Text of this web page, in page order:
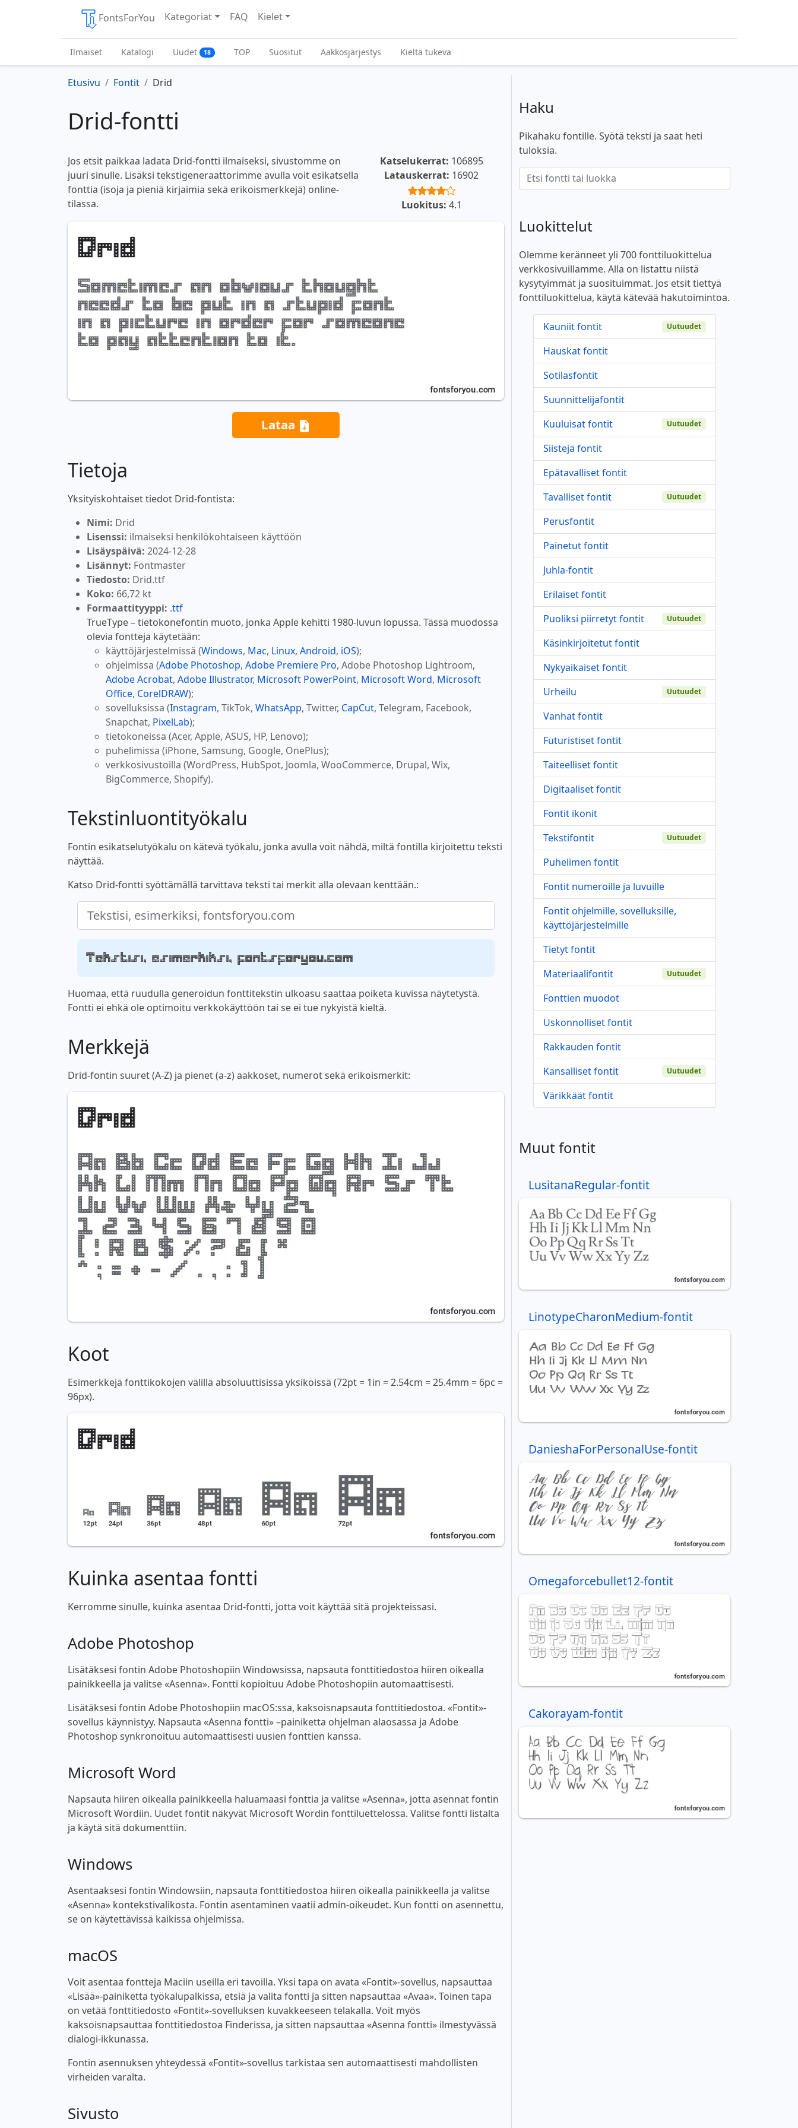
FontsForYou Kategoriat FAQ Kielet
Ilmaiset Katalogi Uudet 18 TOP Suositut Aakkosjärjestys Kieltä tukeva
Etusivu Fontit Drid
Drid-fontti
Jos etsit paikkaa ladata Drid-fontti ilmaiseksi, sivustomme on
juuri sinulle. Lisäksi tekstigeneraattorimme avulla voit esikatsella
fonttia (isoja ja pieniä kirjaimia sekä erikoismerkkejä) online-
tilassa.
Katselukerrat: 106895
Latauskerrat: 16902
Luokitus: 4.1
Lataa
Tietoja
Yksityiskohtaiset tiedot Drid-fontista:
Nimi: Drid
Lisenssi: ilmaiseksi henkilökohtaiseen käyttöön
Lisäyspäivä: 2024-12-28
Lisännyt: Fontmaster
Tiedosto: Drid.ttf
Koko: 66,72 kt
Formaattityyppi: .ttf
TrueType – tietokonefontin muoto, jonka Apple kehitti 1980-luvun lopussa. Tässä muodossa
olevia fontteja käytetään:
käyttöjärjestelmissä (Windows, Mac, Linux, Android, iOS);
ohjelmissa (Adobe Photoshop, Adobe Premiere Pro, Adobe Photoshop Lightroom,
Adobe Acrobat, Adobe Illustrator, Microsoft PowerPoint, Microsoft Word, Microsoft
Office, CorelDRAW);
sovelluksissa (Instagram, TikTok, WhatsApp, Twitter, CapCut, Telegram, Facebook,
Snapchat, PixelLab);
tietokoneissa (Acer, Apple, ASUS, HP, Lenovo);
puhelimissa (iPhone, Samsung, Google, OnePlus);
verkkosivustoilla (WordPress, HubSpot, Joomla, WooCommerce, Drupal, Wix,
BigCommerce, Shopify).
Tekstinluontityökalu
Fontin esikatselutyökalu on kätevä työkalu, jonka avulla voit nähdä, miltä fontilla kirjoitettu teksti
näyttää.
Katso Drid-fontti syöttämällä tarvittava teksti tai merkit alla olevaan kenttään.:
Tekstisi, esimerkiksi, fontsforyou.com
Huomaa, että ruudulla generoidun fonttitekstin ulkoasu saattaa poiketa kuvissa näytetystä.
Fontti ei ehkä ole optimoitu verkkokäyttöön tai se ei tue nykyistä kieltä.
Merkkejä
Drid-fontin suuret (A-Z) ja pienet (a-z) aakkoset, numerot sekä erikoismerkit:
Koot
Esimerkkejä fonttikokojen välillä absoluuttisissa yksiköissä (72pt = 1in = 2.54cm = 25.4mm = 6pc =
96px).
Kuinka asentaa fontti
Kerromme sinulle, kuinka asentaa Drid-fontti, jotta voit käyttää sitä projekteissasi.
Adobe Photoshop
Lisätäksesi fontin Adobe Photoshopiin Windowsissa, napsauta fonttitiedostoa hiiren oikealla
painikkeella ja valitse «Asenna». Fontti kopioituu Adobe Photoshopiin automaattisesti.
Lisätäksesi fontin Adobe Photoshopiin macOS:ssa, kaksoisnapsauta fonttitiedostoa. «Fontit»-
sovellus käynnistyy. Napsauta «Asenna fontti» –painiketta ohjelman alaosassa ja Adobe
Photoshop synkronoituu automaattisesti uusien fonttien kanssa.
Microsoft Word
Napsauta hiiren oikealla painikkeella haluamaasi fonttia ja valitse «Asenna», jotta asennat fontin
Microsoft Wordiin. Uudet fontit näkyvät Microsoft Wordin fonttiluettelossa. Valitse fontti listalta
ja käytä sitä dokumenttiin.
Windows
Asentaaksesi fontin Windowsiin, napsauta fonttitiedostoa hiiren oikealla painikkeella ja valitse
«Asenna» kontekstivalikosta. Fontin asentaminen vaatii admin-oikeudet. Kun fontti on asennettu,
se on käytettävissä kaikissa ohjelmissa.
macOS
Voit asentaa fontteja Maciin useilla eri tavoilla. Yksi tapa on avata «Fontit»-sovellus, napsauttaa
«Lisää»-painiketta työkalupalkissa, etsiä ja valita fontti ja sitten napsauttaa «Avaa». Toinen tapa
on vetää fonttitiedosto «Fontit»-sovelluksen kuvakkeeseen telakalla. Voit myös
kaksoisnapsauttaa fonttitiedostoa Finderissa, ja sitten napsauttaa «Asenna fontti» ilmestyvässä
dialogi-ikkunassa.
Fontin asennuksen yhteydessä «Fontit»-sovellus tarkistaa sen automaattisesti mahdollisten
virheiden varalta.
Sivusto
Haku
Pikahaku fontille. Syötä teksti ja saat heti
tuloksia.
Luokittelut
Olemme keränneet yli 700 fonttiluokittelua
verkkosivuillamme. Alla on listattu niistä
kysytyimmät ja suosituimmat. Jos etsit tiettyä
fonttiluokittelua, käytä kätevää hakutoimintoa.
Kauniit fontit Uutuudet
Hauskat fontit
Sotilasfontit
Suunnittelijafontit
Kuuluisat fontit
Uutuudet
Siistejä fontit
Epätavalliset fontit
Tavalliset fontit
Uutuudet
Perusfontit
Painetut fontit
Juhla-fontit
Erilaiset fontit
Puoliksi piirretyt fontit
Uutuudet
Käsinkirjoitetut fontit
Nykyaikaiset fontit
Urheilu
Uutuudet
Vanhat fontit
Futuristiset fontit
Taiteelliset fontit
Digitaaliset fontit
Fontit ikonit
Tekstifontit
Uutuudet
Puhelimen fontit
Fontit numeroille ja luvuille
Fontit ohjelmille, sovelluksille,
käyttöjärjestelmille
Tietyt fontit
Materiaalifontit
Uutuudet
Fonttien muodot
Uskonnolliset fontit
Rakkauden fontit
Kansalliset fontit
Uutuudet
Värikkäät fontit
Muut fontit
LusitanaRegular-fontit
LinotypeCharonMedium-fontit
DanieshaForPersonalUse-fontit
Omegaforcebullet12-fontit
Cakorayam-fontit